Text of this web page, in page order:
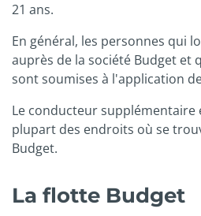
21 ans.
En général, les personnes qui
auprès de la société Budget et
sont soumises à l'application
Le conducteur supplémentaire
plupart des endroits où se
Budget.
La flotte Budget